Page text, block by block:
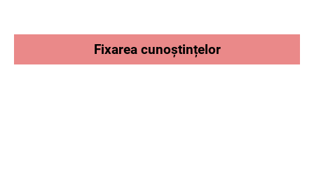
Fixarea cunoștințelor